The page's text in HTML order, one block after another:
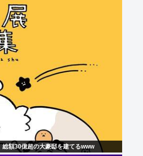
総額30億超の大豪邸を建てるwww